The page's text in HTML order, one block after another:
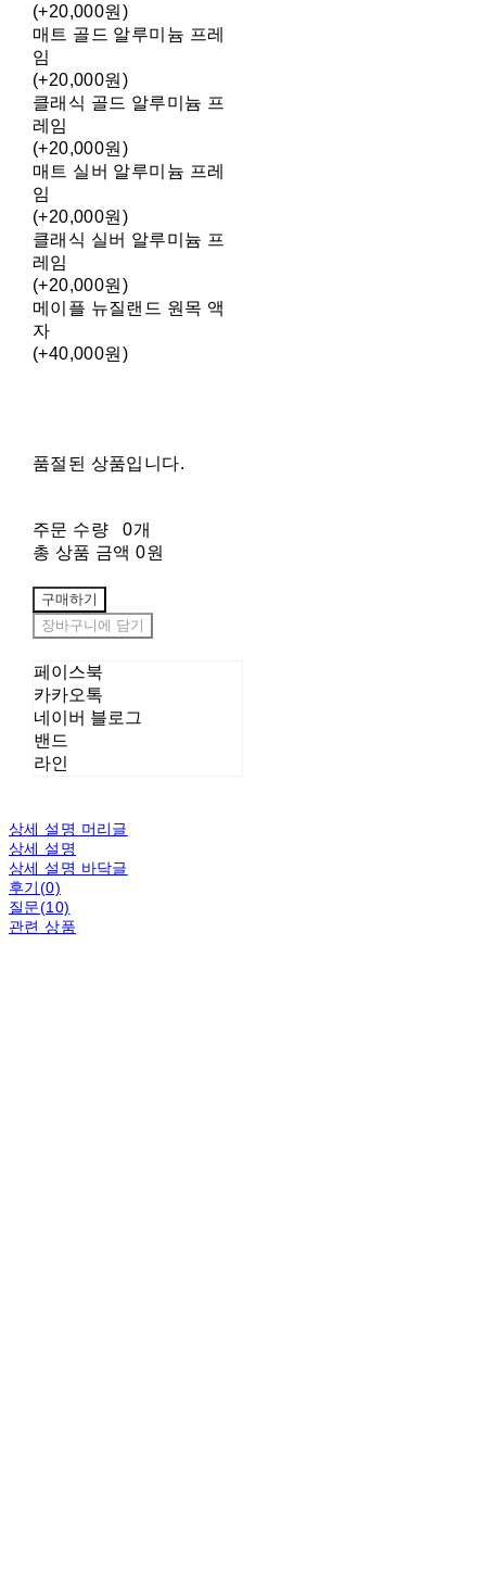
(+20,000원)
매트 골드 알루미늄 프레
임
(+20,000원)
클래식 골드 알루미늄 프
레임
(+20,000원)
매트 실버 알루미늄 프레
임
(+20,000원)
클래식 실버 알루미늄 프
레임
(+20,000원)
메이플 뉴질랜드 원목 액
자
(+40,000원)
품절된 상품입니다.
주문 수량
0개
총 상품 금액 0원
구매하기
장바구니에 담기
페이스북
카카오톡
네이버 블로그
밴드
라인
상세 설명 머리글
상세 설명
상세 설명 바닥글
후기(0)
질문(10)
관련 상품